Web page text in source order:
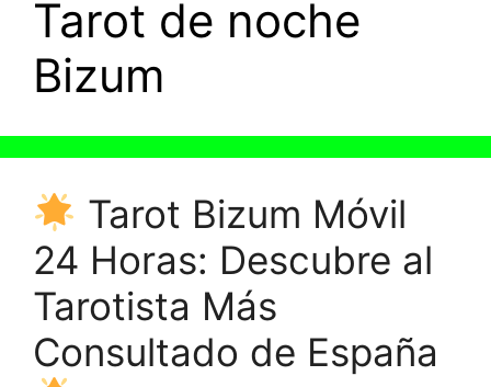
Tarot de noche
Bizum
Tarot Bizum Móvil
24 Horas: Descubre al
Tarotista Más
Consultado de España